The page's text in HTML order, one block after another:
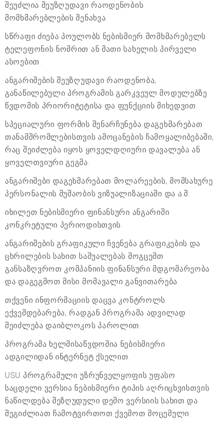
შეუძლია შეუზღუდავი რაოდენობის
მომხმარებლების შენახვა.
სწრაფი ძიება პოულობს ნებისმიერ მომხმარებელს
ტელეფონის ნომრით ან მათი სახელის პირველი
ასოებით.
ანგარიშების შეუზღუდავი რაოდენობა,
განაწილებული პროგრამის გარკვეულ მოდულებზე
წვდომის პრიორიტეტისა და ფუნქციის მიხედვით.
სპეციალური ფორმის შენარჩუნება დაგეხმარებათ
თანამშრომლებისთვის ამოცანების ჩამოყალიბებაში,
რაც შეიძლება იყოს ყოველდღიური დავალება ან
ყოველთვიური გეგმა.
ანგარიშები დაგეხმარებათ მოლარეების, მომსახურე
პერსონალის მუშაობის ვიზუალიზაციაში და ა.შ.
იხილეთ ნებისმიერი ფინანსური ანგარიში
კონკრეტული პერიოდისთვის.
ანგარიშების გრაფიკული ჩვენება გრაფიკების და
ცხრილების სახით საშუალებას მოგცემთ
განსაზღვროთ კომპანიის ფინანსური მდგომარეობა
და დაგეგმოთ მისი მომავალი განვითარება.
თქვენი ინფორმაციის დაცვა კონტროლს
ექვემდებარება, რადგან პროგრამა ადვილად
შეიძლება დაიბლოკოს პაროლით.
პროგრამა ხელმისაწვდომია ნებისმიერი
ადგილიდან ინტერნეტ ქსელით.
USU პროგრამული უზრუნველყოფის უფასო
საცდელი ვერსია ნებისმიერი ტიპის აღრიცხვისთვის
ნაწილდება შეზღუდული დემო ვერსიის სახით და
შეგიძლიათ ჩამოტვირთოთ ქვემოთ მოცემული